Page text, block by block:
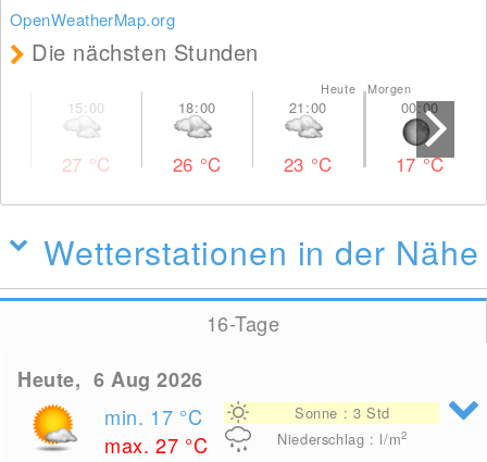
OpenWeatherMap.org
Die nächsten Stunden
27 °C 26 °C 23 °C
Heute Morgen
17°C
Wetterstationen in der Nähe
16-Tage
Heute, 6 Aug 2026
min. 17 °C
max. 27 °C
Sonne : 3 Std
Niederschlag : l/m2